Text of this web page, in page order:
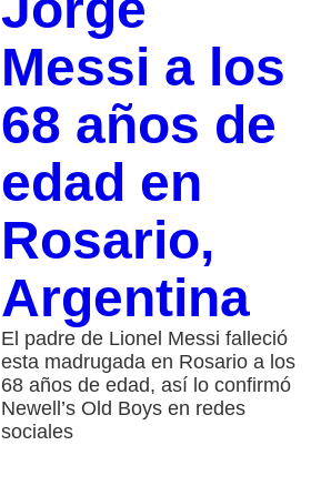
Messi a los
68 años de
edad en
Rosario,
Argentina
El padre de Lionel Messi falleció
esta madrugada en Rosario a los
68 años de edad, así lo confirmó
Newell’s Old Boys en redes
sociales